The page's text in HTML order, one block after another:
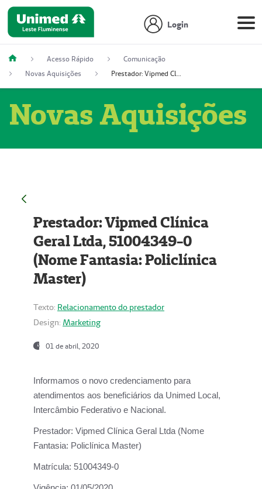
Login
Acesso Rápido
Comunicação
Novas Aquisições
Prestador: Vipmed Clínica Geral Ltda, 51004349-0 (Nome Fantasia: Policlínica Master)
Novas Aquisições
Prestador: Vipmed Clínica
Geral Ltda, 51004349-0
(Nome Fantasia: Policlínica
Master)
Texto: Relacionamento do prestador
Design: Marketing
01 de abril, 2020
Informamos o novo credenciamento para
atendimentos aos beneficiários da Unimed Local,
Intercâmbio Federativo e Nacional.
Prestador: Vipmed Clínica Geral Ltda (Nome
Fantasia: Policlínica Master)
Matrícula: 51004349-0